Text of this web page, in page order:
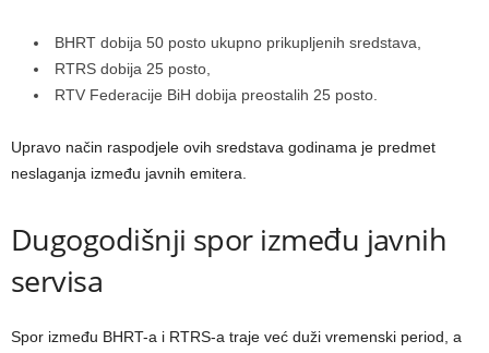
BHRT dobija 50 posto ukupno prikupljenih sredstava,
RTRS dobija 25 posto,
RTV Federacije BiH dobija preostalih 25 posto.
Upravo način raspodjele ovih sredstava godinama je predmet
neslaganja između javnih emitera.
Dugogodišnji spor između javnih
servisa
Spor između BHRT-a i RTRS-a traje već duži vremenski period, a